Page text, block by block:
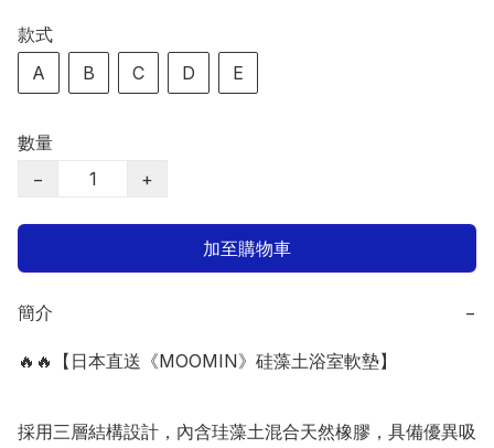
款式
A
B C D E
數量
−
+
加至購物車
簡介 −
🔥🔥【日本直送《MOOMIN》硅藻土浴室軟墊】
採用三層結構設計，內含珪藻土混合天然橡膠，具備優異吸